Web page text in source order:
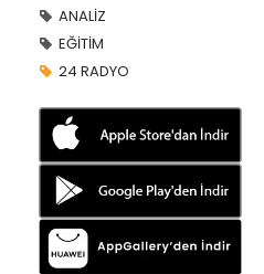
ANALİZ
EĞİTİM
24 RADYO